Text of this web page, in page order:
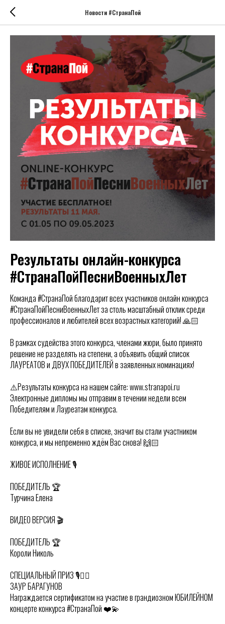
Новости #СтранаПой
Результаты онлайн-конкурса
#СтранаПойПесниВоенныхЛет
Команда #СтранаПой благодарит всех участников онлайн конкурса
#СтранаПойПесниВоенныхЛет за столь масштабный отклик среди
профессионалов и любителей всех возрастных категорий! 🙏🏻
В рамках судейства этого конкурса, членами жюри, было принято
решение не разделять на степени, а объявить общий список
ЛАУРЕАТОВ и ДВУХ ПОБЕДИТЕЛЕЙ в заявленных номинациях!
⚠️Результаты конкурса на нашем сайте: www.stranapoi.ru
Электронные дипломы мы отправим в течении недели всем
Победителям и Лауреатам конкурса.
Если вы не увидели себя в списке, значит вы стали участником
конкурса, и мы непременно ждём Вас снова! 🙌🏻
ЖИВОЕ ИСПОЛНЕНИЕ 🎙️
ПОБЕДИТЕЛЬ 🏆
Турчина Елена
ВИДЕО ВЕРСИЯ 🎬
ПОБЕДИТЕЛЬ 🏆
Короли Николь
СПЕЦИАЛЬНЫЙ ПРИЗ 🎙️👍🏻
ЗАУР БАРАГУНОВ
Награждается сертификатом на участие в грандиозном ЮБИЛЕЙНОМ
концерте конкурса #СтранаПой ❤️💫